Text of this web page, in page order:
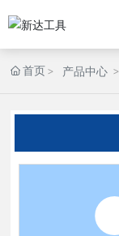
首页 产品中心